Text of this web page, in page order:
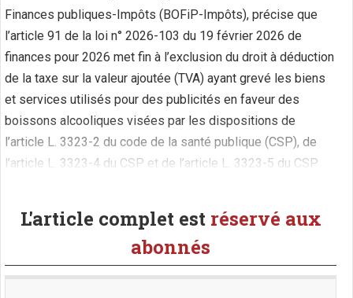
Finances publiques-Impôts (BOFiP-Impôts), précise que
l’article 91 de la loi n° 2026-103 du 19 février 2026 de
finances pour 2026 met fin à l’exclusion du droit à déduction
de la taxe sur la valeur ajoutée (TVA) ayant grevé les biens
et services utilisés pour des publicités en faveur des
boissons alcooliques visées par les dispositions de
l’article L. 3323-2 du code de la santé publique (CSP), de
l’article L. 3323-4 du CSP et de l’article L. 3323-5 du CSP
L'article complet est réservé aux
abonnés